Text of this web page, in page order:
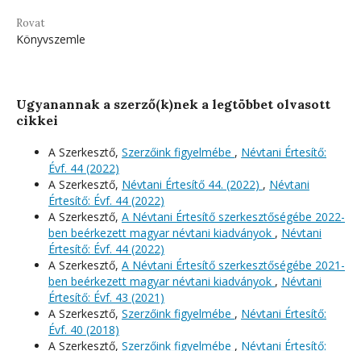
Rovat
Könyvszemle
Ugyanannak a szerző(k)nek a legtöbbet olvasott
cikkei
A Szerkesztő, Szerzőink figyelmébe , Névtani Értesítő:
Évf. 44 (2022)
A Szerkesztő, Névtani Értesítő 44. (2022) , Névtani
Értesítő: Évf. 44 (2022)
A Szerkesztő, A Névtani Értesítő szerkesztőségébe 2022-
ben beérkezett magyar névtani kiadványok , Névtani
Értesítő: Évf. 44 (2022)
A Szerkesztő, A Névtani Értesítő szerkesztőségébe 2021-
ben beérkezett magyar névtani kiadványok , Névtani
Értesítő: Évf. 43 (2021)
A Szerkesztő, Szerzőink figyelmébe , Névtani Értesítő:
Évf. 40 (2018)
A Szerkesztő, Szerzőink figyelmébe , Névtani Értesítő: